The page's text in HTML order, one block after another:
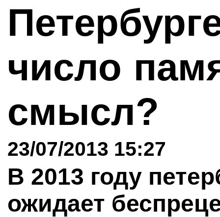
число
смысл?
23/07/2013 15:27
В 2013 году
ожидает